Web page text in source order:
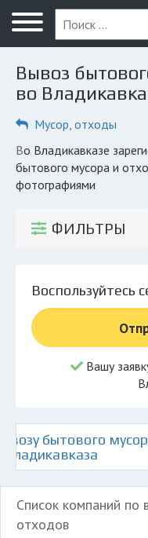
Главная
Вопрос юристу
Компании
КОМПАНИЯМ
© 2026 Все права
Вывоз
во
Мусор, отходы
во Владикавказе зарегистрированы 4 компании по вывозу
бытового мусора и
фотографиями
ФИЛЬТРЫ
Воспользуйтесь
Вашу
бытового
Список компаний по
отходов